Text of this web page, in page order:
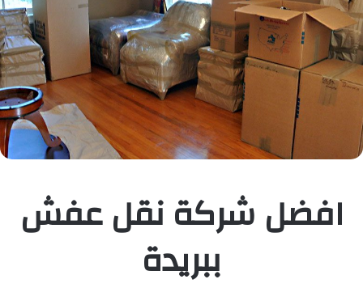
افضل شركة نقل عفش
ببريدة